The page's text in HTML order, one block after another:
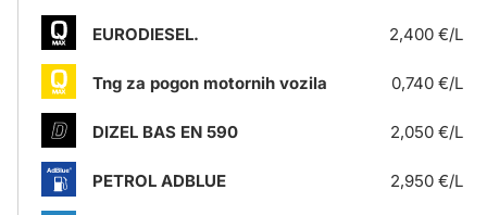
EURODIESEL. 2,400 €/L
Tng za pogon motornih vozila 0,740 €/L
DIZEL BAS EN 590 2,050 €/L
PETROL ADBLUE 2,950 €/L